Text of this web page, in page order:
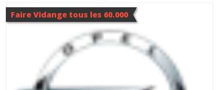
Faire Vidange tous les 60.000